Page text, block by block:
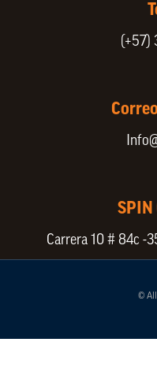
(+57)
SPIN
Carrera 10 # 84c -
© All